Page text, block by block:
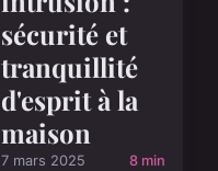
sécurité et
tranquillité
d'esprit à la
maison
7 mars 2025 8 min